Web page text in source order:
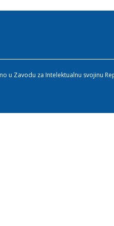
u Zavodu za Intelektualnu svojinu